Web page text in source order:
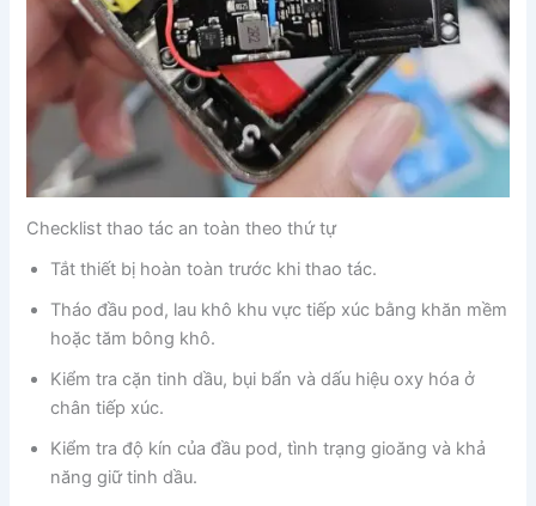
Checklist thao tác an toàn theo thứ tự
Tắt thiết bị hoàn toàn trước khi thao tác.
Tháo đầu pod, lau khô khu vực tiếp xúc bằng khăn mềm
hoặc tăm bông khô.
Kiểm tra cặn tinh dầu, bụi bẩn và dấu hiệu oxy hóa ở
chân tiếp xúc.
Kiểm tra độ kín của đầu pod, tình trạng gioăng và khả
năng giữ tinh dầu.